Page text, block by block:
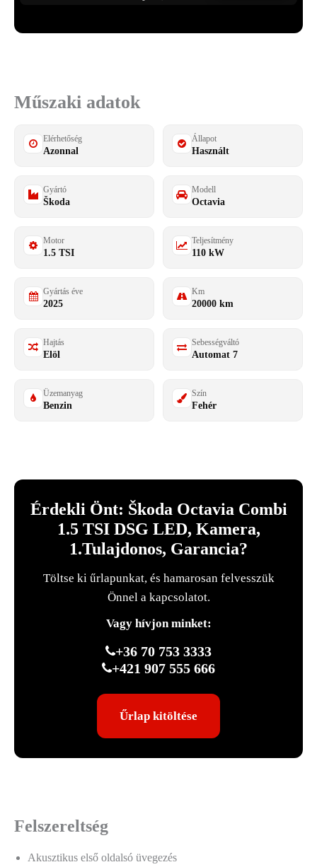
Műszaki adatok
Elérhetőség
Azonnal
Állapot
Használt
Gyártó
Škoda
Modell
Octavia
Motor
1.5 TSI
Teljesítmény
110 kW
Gyártás éve
2025
Km
20000 km
Hajtás
Elöl
Sebességváltó
Automat 7
Üzemanyag
Benzin
Szín
Fehér
Érdekli Önt: Škoda Octavia Combi
1.5 TSI DSG LED, Kamera,
1.Tulajdonos, Garancia?
Töltse ki űrlapunkat, és hamarosan felvesszük
Önnel a kapcsolatot.
Vagy hívjon minket:
+36 70 753 3333
+421 907 555 666
Űrlap kitöltése
Felszereltség
Akusztikus első oldalsó üvegezés